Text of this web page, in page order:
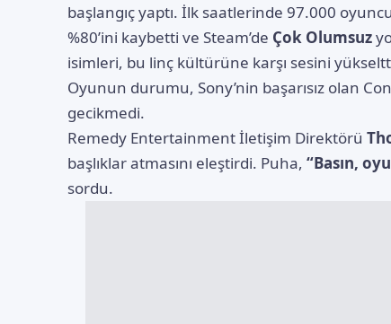
başlangıç yaptı. İlk saatlerinde 97.000
%80’ini kaybetti ve Steam’de Çok Olumsuz
isimleri, bu linç kültürüne karşı sesini
Oyunun durumu, Sony’nin başarısız olan
gecikmedi.
Remedy Entertainmentİletişim Direktörü
başlıklar atmasını eleştirdi. Puha,“Basın,
sordu.